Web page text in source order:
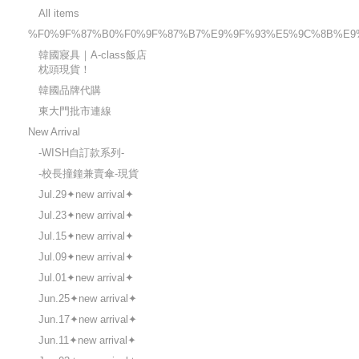
All items
韓國寢具｜A-class飯店
枕頭現貨！
韓國品牌代購
東大門批市連線
New Arrival
-WISH自訂款系列-
-校長撞鐘兼賣傘-現貨
Jul.29✦new arrival✦
Jul.23✦new arrival✦
Jul.15✦new arrival✦
Jul.09✦new arrival✦
Jul.01✦new arrival✦
Jun.25✦new arrival✦
Jun.17✦new arrival✦
Jun.11✦new arrival✦